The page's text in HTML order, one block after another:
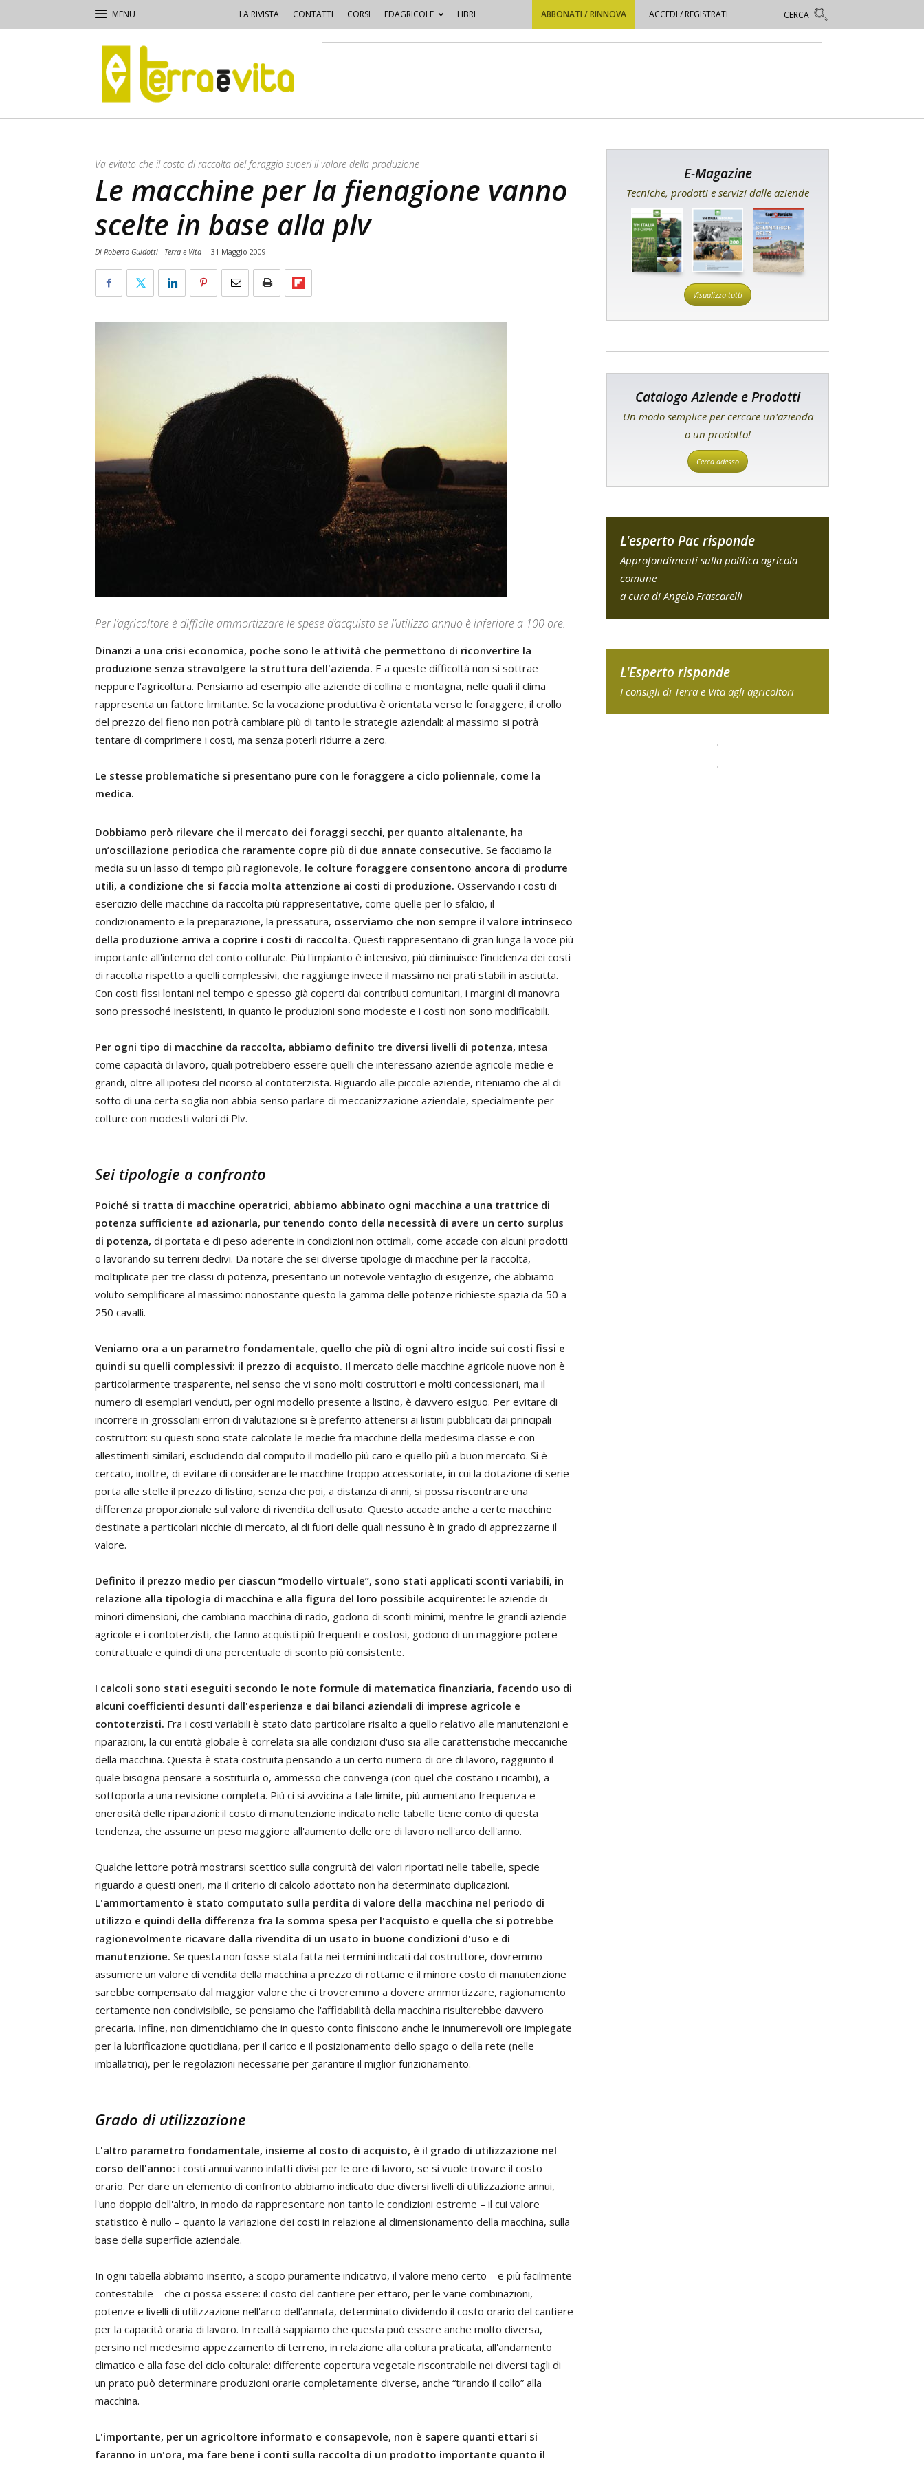
LA RIVISTA CONTATTI CORSI EDAGRICOLE LIBRI ABBONATI / RINNOVA ACCEDI / REGISTRATI
Terra
e
Vita
Va evitato che il costo di raccolta del foraggio superi il valore della produzione
Le macchine per la fienagione vanno
scelte in base alla plv
Di Roberto Guidotti - Terra e Vita - 31 Maggio 2009
Per l’agricoltore è difficile ammortizzare le spese d’acquisto se l’utilizzo annuo è inferiore a 100 ore.
Dinanzi a una crisi economica, poche sono le attività che permettono di riconvertire la
produzione senza stravolgere la struttura dell'azienda. E a queste difficoltà non si sottrae
neppure l'agricoltura. Pensiamo ad esempio alle aziende di collina e montagna, nelle quali il clima
rappresenta un fattore limitante. Se la vocazione produttiva è orientata verso le foraggere, il crollo
del prezzo del fieno non potrà cambiare più di tanto le strategie aziendali: al massimo si potrà
tentare di comprimere i costi, ma senza poterli ridurre a zero.
Le stesse problematiche si presentano pure con le foraggere a ciclo poliennale, come la
medica.
Dobbiamo però rilevare che il mercato dei foraggi secchi, per quanto altalenante, ha
un’oscillazione periodica che raramente copre più di due annate consecutive. Se facciamo la
media su un lasso di tempo più ragionevole, le colture foraggere consentono ancora di produrre
utili, a condizione che si faccia molta attenzione ai costi di produzione. Osservando i costi di
esercizio delle macchine da raccolta più rappresentative, come quelle per lo sfalcio, il
condizionamento e la preparazione, la pressatura, osserviamo che non sempre il valore intrinseco
della produzione arriva a coprire i costi di raccolta. Questi rappresentano di gran lunga la voce più
importante all'interno del conto colturale. Più l'impianto è intensivo, più diminuisce l'incidenza dei costi
di raccolta rispetto a quelli complessivi, che raggiunge invece il massimo nei prati stabili in asciutta.
Con costi fissi lontani nel tempo e spesso già coperti dai contributi comunitari, i margini di manovra
sono pressoché inesistenti, in quanto le produzioni sono modeste e i costi non sono modificabili.
Per ogni tipo di macchine da raccolta, abbiamo definito tre diversi livelli di potenza, intesa
come capacità di lavoro, quali potrebbero essere quelli che interessano aziende agricole medie e
grandi, oltre all'ipotesi del ricorso al contoterzista. Riguardo alle piccole aziende, riteniamo che al di
sotto di una certa soglia non abbia senso parlare di meccanizzazione aziendale, specialmente per
colture con modesti valori di Plv.
Sei tipologie a confronto
Poiché si tratta di macchine operatrici, abbiamo abbinato ogni macchina a una trattrice di
potenza sufficiente ad azionarla, pur tenendo conto della necessità di avere un certo surplus
di potenza, di portata e di peso aderente in condizioni non ottimali, come accade con alcuni prodotti
o lavorando su terreni declivi. Da notare che sei diverse tipologie di macchine per la raccolta,
moltiplicate per tre classi di potenza, presentano un notevole ventaglio di esigenze, che abbiamo
voluto semplificare al massimo: nonostante questo la gamma delle potenze richieste spazia da 50 a
250 cavalli.
Veniamo ora a un parametro fondamentale, quello che più di ogni altro incide sui costi fissi e
quindi su quelli complessivi: il prezzo di acquisto. Il mercato delle macchine agricole nuove non è
particolarmente trasparente, nel senso che vi sono molti costruttori e molti concessionari, ma il
numero di esemplari venduti, per ogni modello presente a listino, è davvero esiguo. Per evitare di
incorrere in grossolani errori di valutazione si è preferito attenersi ai listini pubblicati dai principali
costruttori: su questi sono state calcolate le medie fra macchine della medesima classe e con
allestimenti similari, escludendo dal computo il modello più caro e quello più a buon mercato. Si è
cercato, inoltre, di evitare di considerare le macchine troppo accessoriate, in cui la dotazione di serie
porta alle stelle il prezzo di listino, senza che poi, a distanza di anni, si possa riscontrare una
differenza proporzionale sul valore di rivendita dell'usato. Questo accade anche a certe macchine
destinate a particolari nicchie di mercato, al di fuori delle quali nessuno è in grado di apprezzarne il
valore.
Definito il prezzo medio per ciascun “modello virtuale”, sono stati applicati sconti variabili, in
relazione alla tipologia di macchina e alla figura del loro possibile acquirente: le aziende di
minori dimensioni, che cambiano macchina di rado, godono di sconti minimi, mentre le grandi aziende
agricole e i contoterzisti, che fanno acquisti più frequenti e costosi, godono di un maggiore potere
contrattuale e quindi di una percentuale di sconto più consistente.
I calcoli sono stati eseguiti secondo le note formule di matematica finanziaria, facendo uso di
alcuni coefficienti desunti dall'esperienza e dai bilanci aziendali di imprese agricole e
contoterzisti. Fra i costi variabili è stato dato particolare risalto a quello relativo alle manutenzioni e
riparazioni, la cui entità globale è correlata sia alle condizioni d'uso sia alle caratteristiche meccaniche
della macchina. Questa è stata costruita pensando a un certo numero di ore di lavoro, raggiunto il
quale bisogna pensare a sostituirla o, ammesso che convenga (con quel che costano i ricambi), a
sottoporla a una revisione completa. Più ci si avvicina a tale limite, più aumentano frequenza e
onerosità delle riparazioni: il costo di manutenzione indicato nelle tabelle tiene conto di questa
tendenza, che assume un peso maggiore all'aumento delle ore di lavoro nell'arco dell'anno.
Qualche lettore potrà mostrarsi scettico sulla congruità dei valori riportati nelle tabelle, specie
riguardo a questi oneri, ma il criterio di calcolo adottato non ha determinato duplicazioni.
L'ammortamento è stato computato sulla perdita di valore della macchina nel periodo di
utilizzo e quindi della differenza fra la somma spesa per l'acquisto e quella che si potrebbe
ragionevolmente ricavare dalla rivendita di un usato in buone condizioni d'uso e di
manutenzione. Se questa non fosse stata fatta nei termini indicati dal costruttore, dovremmo
assumere un valore di vendita della macchina a prezzo di rottame e il minore costo di manutenzione
sarebbe compensato dal maggior valore che ci troveremmo a dovere ammortizzare, ragionamento
certamente non condivisibile, se pensiamo che l'affidabilità della macchina risulterebbe davvero
precaria. Infine, non dimentichiamo che in questo conto finiscono anche le innumerevoli ore impiegate
per la lubrificazione quotidiana, per il carico e il posizionamento dello spago o della rete (nelle
imballatrici), per le regolazioni necessarie per garantire il miglior funzionamento.
Grado di utilizzazione
L'altro parametro fondamentale, insieme al costo di acquisto, è il grado di utilizzazione nel
corso dell'anno: i costi annui vanno infatti divisi per le ore di lavoro, se si vuole trovare il costo
orario. Per dare un elemento di confronto abbiamo indicato due diversi livelli di utilizzazione annui,
l'uno doppio dell'altro, in modo da rappresentare non tanto le condizioni estreme – il cui valore
statistico è nullo – quanto la variazione dei costi in relazione al dimensionamento della macchina, sulla
base della superficie aziendale.
In ogni tabella abbiamo inserito, a scopo puramente indicativo, il valore meno certo – e più facilmente
contestabile – che ci possa essere: il costo del cantiere per ettaro, per le varie combinazioni,
potenze e livelli di utilizzazione nell'arco dell'annata, determinato dividendo il costo orario del cantiere
per la capacità oraria di lavoro. In realtà sappiamo che questa può essere anche molto diversa,
persino nel medesimo appezzamento di terreno, in relazione alla coltura praticata, all'andamento
climatico e alla fase del ciclo colturale: differente copertura vegetale riscontrabile nei diversi tagli di
un prato può determinare produzioni orarie completamente diverse, anche “tirando il collo” alla
macchina.
L'importante, per un agricoltore informato e consapevole, non è sapere quanti ettari si
faranno in un'ora, ma fare bene i conti sulla raccolta di un prodotto importante quanto il
E-Magazine
Tecniche, prodotti e servizi dalle aziende
Visualizza tutti
Catalogo Aziende e Prodotti
Un modo semplice per cercare un'azienda
o un prodotto!
Cerca adesso
L'esperto Pac risponde
Approfondimenti sulla politica agricola
comune
a cura di Angelo Frascarelli
L'Esperto risponde
I consigli di Terra e Vita agli agricoltori